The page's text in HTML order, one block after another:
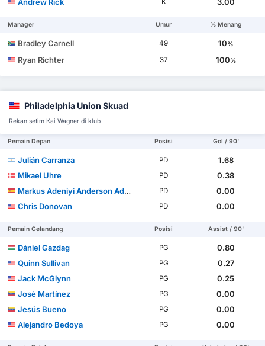
Andrew Rick
K 3.00
Manager Umur % Menang
Bradley Carnell 49 10%
Ryan Richter 37 100%
Philadelphia Union Skuad
Rekan setim Kai Wagner di klub
Pemain Depan Posisi Gol / 90'
Julián Carranza PD
1.68
Mikael Uhre
PD
0.38
Markus Adeniyi Anderson Adedeji
PD
0.00
Chris Donovan
PD 0.00
Pemain Gelandang Posisi Assist / 90'
Dániel Gazdag PG
0.80
Quinn Sullivan
PG
0.27
Jack McGlynn
PG
0.25
José Martínez
PG
0.00
Jesús Bueno
PG
0.00
Alejandro Bedoya
PG 0.00